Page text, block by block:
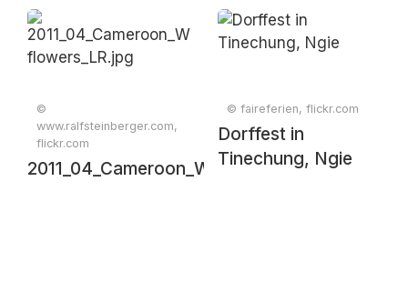
Cameroon in 2011
©
www.ralfsteinberger.com,
flickr.com
2011_04_Cameroon_WT_0080_Grass-
© faireferien, flickr.com
Dorffest in
Tinechung, Ngie